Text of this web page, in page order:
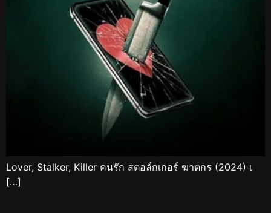
Lover, Stalker, Killer คนรัก สตอล์กเกอร์ ฆาตกร (2024) เ
[…]